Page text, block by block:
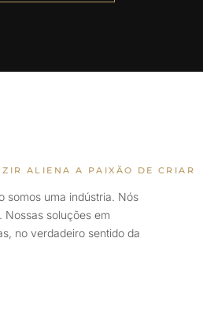
ALIENA A PAIXÃO DE CRIAR
somos uma indústria. Nós
Nossas soluções em
no verdadeiro sentido da